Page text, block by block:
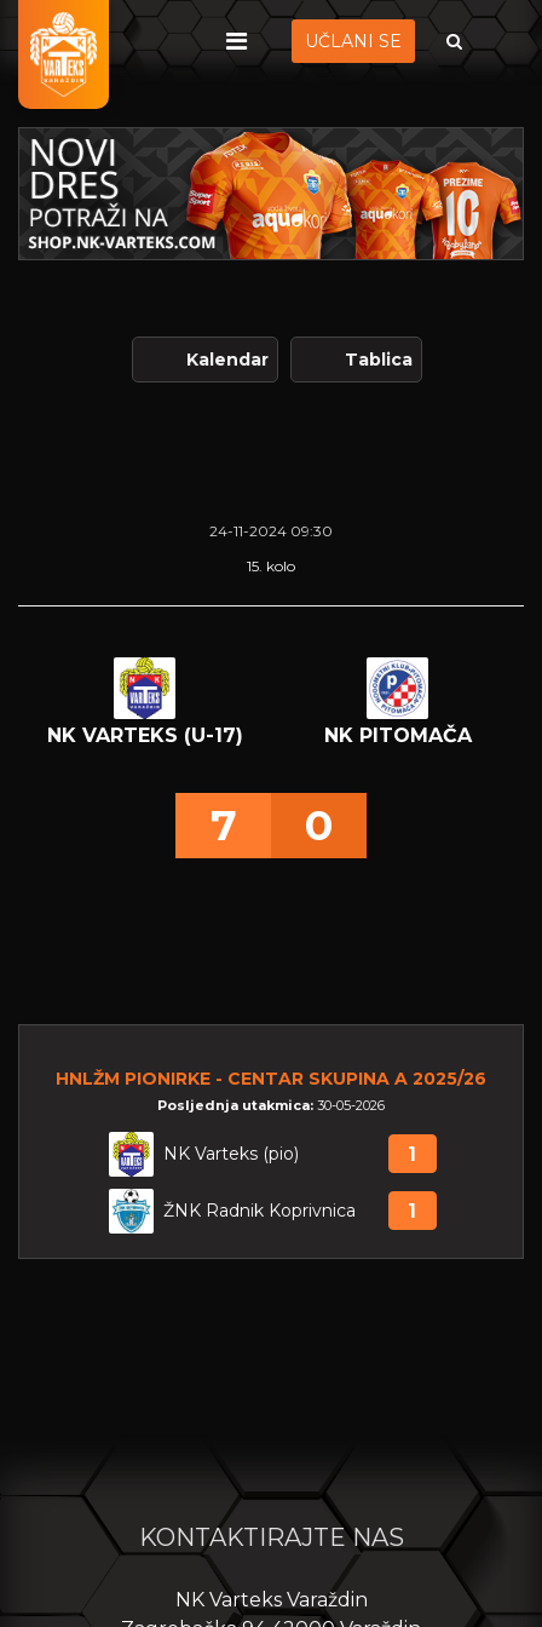
UČLANI SE
Kalendar Tablica
24-11-2024 09:30
15. kolo
NK VARTEKS (U-17) NK PITOMAČA
7 0
HNLŽM PIONIRKE - CENTAR SKUPINA A 2025/26
Posljednja utakmica: 30-05-2026
NK Varteks (pio) 1
ŽNK Radnik Koprivnica 1
KONTAKTIRAJTE NAS
NK Varteks Varaždin